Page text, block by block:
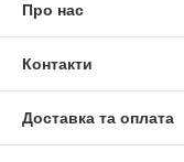
Про нас
Контакти
Доставка та оплата